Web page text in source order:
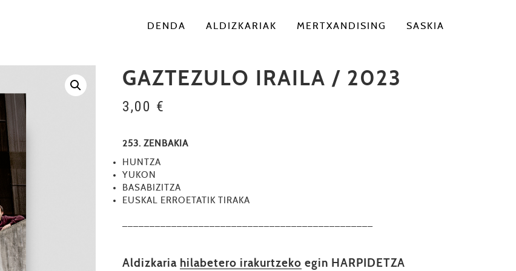
DENDA ALDIZKARIAK MERTXANDISING SASKIA
GAZTEZULO IRAILA / 2023
3,00 €
253. ZENBAKIA
HUNTZA
YUKON
BASABIZITZA
EUSKAL ERROETATIK TIRAKA
––––––––––––––––––––––––––––––––––––––––––––––
Aldizkaria hilabetero irakurtzeko egin HARPIDETZA